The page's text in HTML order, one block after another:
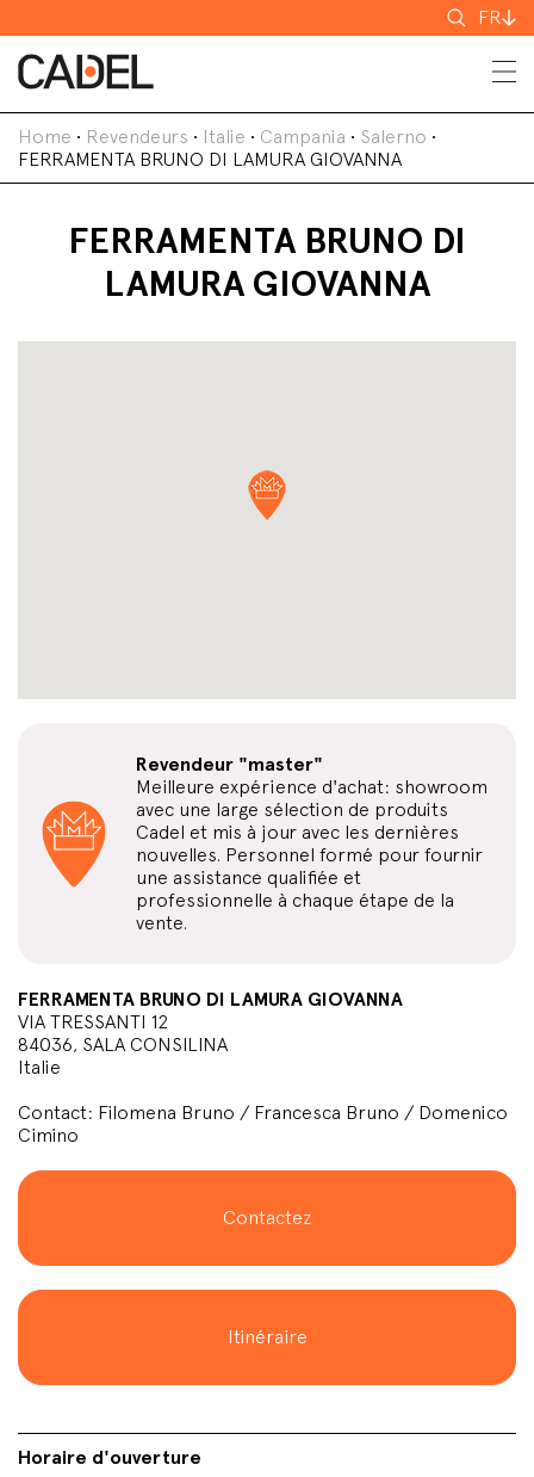
FR
Home • Revendeurs • Italie • Campania • Salerno •
FERRAMENTA BRUNO DI LAMURA GIOVANNA
FERRAMENTA BRUNO DI
LAMURA GIOVANNA
Revendeur "master"
Meilleure expérience d'achat: showroom
avec une large sélection de produits
Cadel et mis à jour avec les dernières
nouvelles. Personnel formé pour fournir
une assistance qualifiée et
professionnelle à chaque étape de la
vente.
FERRAMENTA BRUNO DI LAMURA GIOVANNA
VIA TRESSANTI 12
84036, SALA CONSILINA
Italie
Contact: Filomena Bruno / Francesca Bruno / Domenico
Cimino
Contactez
Itinéraire
Horaire d'ouverture